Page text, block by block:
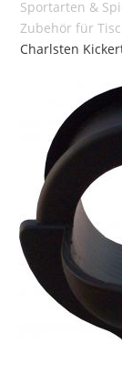
Sportarten &
Zubehör für
Charlsten